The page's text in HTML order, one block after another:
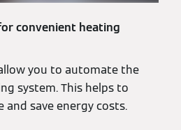
convenient heating
you to automate the
system. This helps to
and save energy costs.